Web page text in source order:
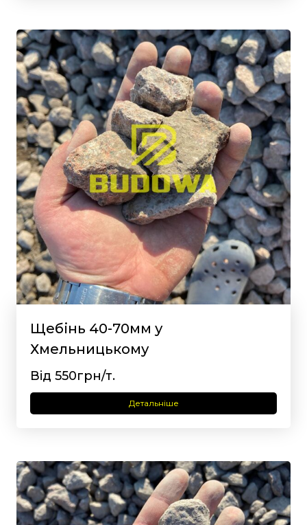
Щебінь 40-70мм у
Хмельницькому
Від 550грн/т.
Детальніше